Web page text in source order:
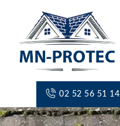
02 52 56 51 14